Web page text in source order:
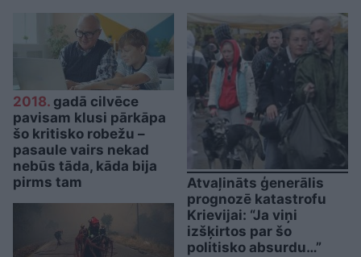
2018. gadā cilvēce
pavisam klusi pārkāpa
šo kritisko robežu –
pasaule vairs nekad
nebūs tāda, kāda bija
pirms tam
Atvaļināts ģenerālis
prognozē katastrofu
Krievijai: “Ja viņi
izšķirtos par šo
politisko absurdu…”